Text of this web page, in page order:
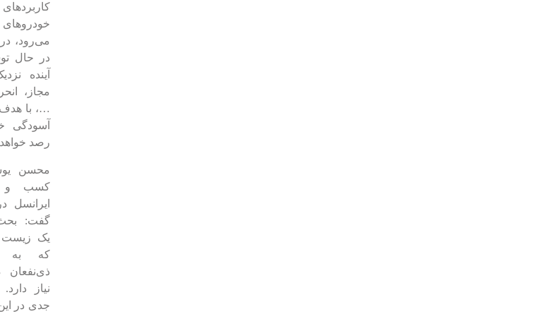
می‌رود،
در حال
آینده
مجاز،
…، با
آسودگی
رصد
محسن
کسب و
ایرانسل
گفت:
یک زیست
که به
ذی‌نفعان
نیاز
جدی در